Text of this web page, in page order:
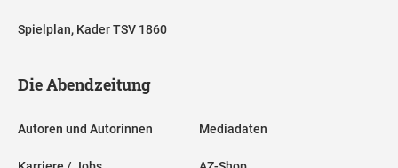
Spielplan, Kader TSV 1860
Die Abendzeitung
Autoren und Autorinnen Mediadaten